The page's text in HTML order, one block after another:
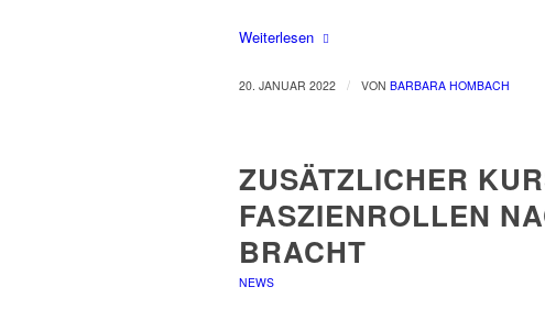
Weiterlesen
20. JANUAR 2022 / VON BARBARA HOMBACH
ZUSÄTZLICHER
FASZIENROLLEN
BRACHT
NEWS